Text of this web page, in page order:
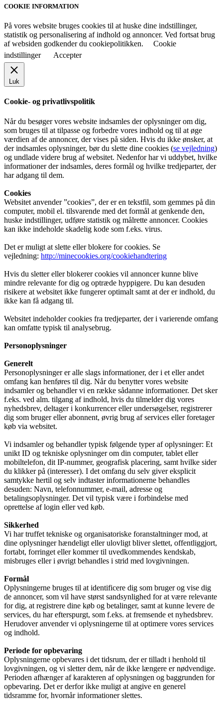
COOKIE INFORMATION
På vores website bruges cookies til at huske dine indstillinger,
statistik og personalisering af indhold og annoncer. Ved fortsat brug
af websiden godkender du cookiepolitikken.
Cookie
indstillinger
Accepter
Luk
Cookie- og privatlivspolitik
Når du besøger vores website indsamles der oplysninger om dig,
som bruges til at tilpasse og forbedre vores indhold og til at øge
værdien af de annoncer, der vises på siden. Hvis du ikke ønsker, at
der indsamles oplysninger, bør du slette dine cookies (se vejledning)
og undlade videre brug af websitet. Nedenfor har vi uddybet, hvilke
informationer der indsamles, deres formål og hvilke tredjeparter, der
har adgang til dem.
Cookies
Websitet anvender ”cookies”, der er en tekstfil, som gemmes på din
computer, mobil el. tilsvarende med det formål at genkende den,
huske indstillinger, udføre statistik og målrette annoncer. Cookies
kan ikke indeholde skadelig kode som f.eks. virus.
Det er muligt at slette eller blokere for cookies. Se
vejledning: http://minecookies.org/cookiehandtering
Hvis du sletter eller blokerer cookies vil annoncer kunne blive
mindre relevante for dig og optræde hyppigere. Du kan desuden
risikere at websitet ikke fungerer optimalt samt at der er indhold, du
ikke kan få adgang til.
Websitet indeholder cookies fra tredjeparter, der i varierende omfang
kan omfatte typisk til analysebrug.
Personoplysninger
Generelt
Personoplysninger er alle slags informationer, der i et eller andet
omfang kan henføres til dig. Når du benytter vores website
indsamler og behandler vi en række sådanne informationer. Det sker
f.eks. ved alm. tilgang af indhold, hvis du tilmelder dig vores
nyhedsbrev, deltager i konkurrencer eller undersøgelser, registrerer
dig som bruger eller abonnent, øvrig brug af services eller foretager
køb via websitet.
Vi indsamler og behandler typisk følgende typer af oplysninger: Et
unikt ID og tekniske oplysninger om din computer, tablet eller
mobiltelefon, dit IP-nummer, geografisk placering, samt hvilke sider
du klikker på (interesser). I det omfang du selv giver eksplicit
samtykke hertil og selv indtaster informationerne behandles
desuden: Navn, telefonnummer, e-mail, adresse og
betalingsoplysninger. Det vil typisk være i forbindelse med
oprettelse af login eller ved køb.
Sikkerhed
Vi har truffet tekniske og organisatoriske foranstaltninger mod, at
dine oplysninger hændeligt eller ulovligt bliver slettet, offentliggjort,
fortabt, forringet eller kommer til uvedkommendes kendskab,
misbruges eller i øvrigt behandles i strid med lovgivningen.
Formål
Oplysningerne bruges til at identificere dig som bruger og vise dig
de annoncer, som vil have størst sandsynlighed for at være relevante
for dig, at registrere dine køb og betalinger, samt at kunne levere de
services, du har efterspurgt, som f.eks. at fremsende et nyhedsbrev.
Herudover anvender vi oplysningerne til at optimere vores services
og indhold.
Periode for opbevaring
Oplysningerne opbevares i det tidsrum, der er tilladt i henhold til
lovgivningen, og vi sletter dem, når de ikke længere er nødvendige.
Perioden afhænger af karakteren af oplysningen og baggrunden for
opbevaring. Det er derfor ikke muligt at angive en generel
tidsramme for, hvornår informationer slettes.